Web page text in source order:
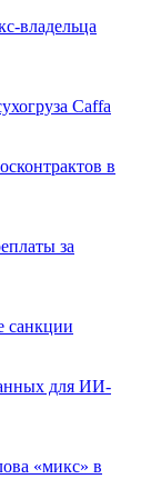
владельца
Caffa
в
за
санкции
для ИИ-
«микс» в